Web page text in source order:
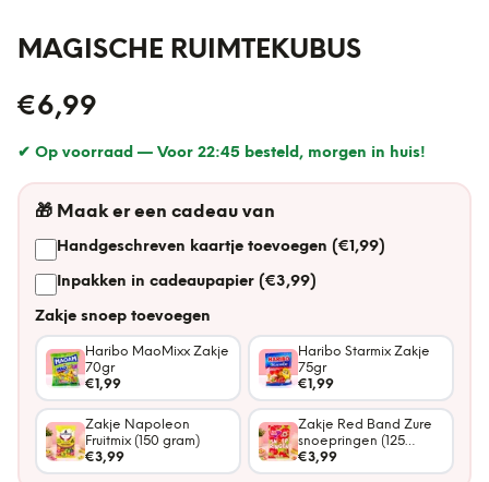
MAGISCHE RUIMTEKUBUS
€6,99
✔ Op voorraad — Voor 22:45 besteld, morgen in huis!
🎁 Maak er een cadeau van
Handgeschreven kaartje toevoegen (€1,99)
Inpakken in cadeaupapier (€3,99)
Zakje snoep toevoegen
Haribo MaoMixx Zakje
70gr
€1,99
Haribo Starmix Zakje
75gr
€1,99
Zakje Napoleon
Fruitmix (150 gram)
€3,99
Zakje Red Band Zure
snoepringen (125
gram)
€3,99